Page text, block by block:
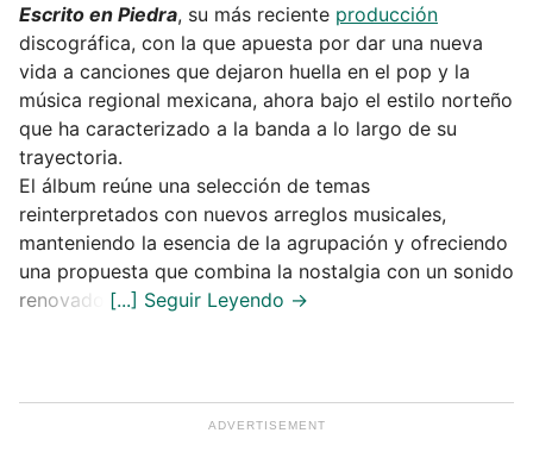
Escrito en Piedra, su más reciente producción
discográfica, con la que apuesta por dar una nueva
vida a canciones que dejaron huella en el pop y la
música regional mexicana, ahora bajo el estilo norteño
que ha caracterizado a la banda a lo largo de su
trayectoria.
El álbum reúne una selección de temas
reinterpretados con nuevos arreglos musicales,
manteniendo la esencia de la agrupación y ofreciendo
una propuesta que combina la nostalgia con un sonido
renovado.